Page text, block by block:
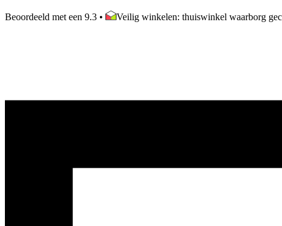
Beoordeeld met een 9.3 • Veilig winkelen: thuiswinkel waarborg